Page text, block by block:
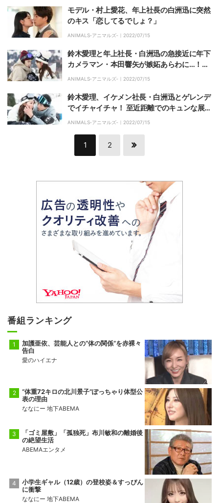
モデル・村上愛花、年上社長の白洲迅に突然
のキス「恋してるでしょ？」
ANIMALS‐アニマルズ‐｜ 2022/07/15
鈴木愛理と年上社長・白洲迅の急接近に年下
カメラマン・本田響矢が嫉妬あらわに…！
「イライラしてるかも」
ANIMALS‐アニマルズ‐｜ 2022/07/15
鈴木愛理、イケメン社長・白洲迅とゲレンデ
でイチャイチャ！ 至近距離でのキュンな展開
に視聴者「ドキドキした」「お顔きれいすぎ
ANIMALS‐アニマルズ‐｜ 2022/07/15
1 2
番組ランキング
加護亜依、芸能人との“体の関係”を赤裸々
告白
愛のハイエナ
“体重72キロの北川景子”ぽっちゃり体型公
表の理由
ななにー 地下ABEMA
「ゴミ屋敷」「孤独死」布川敏和の離婚後
の絶望生活
ABEMAエンタメ
小学生ギャル（12歳）の登校姿＆すっぴん
に衝撃
ななにー 地下ABEMA